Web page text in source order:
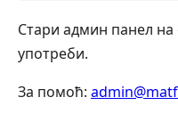
Стари админ панел
употреби.
За помоћ: